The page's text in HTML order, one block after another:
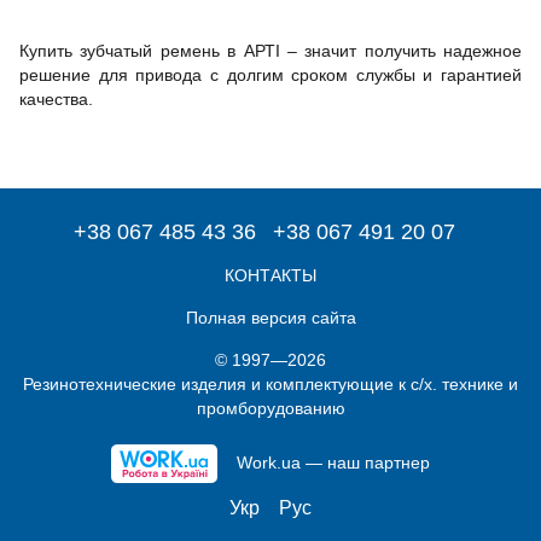
Купить зубчатый ремень в АРТІ – значит получить надежное
решение для привода с долгим сроком службы и гарантией
качества.
+38 067 485 43 36 +38 067 491 20 07
КОНТАКТЫ
Полная версия сайта
© 1997—2026
Резинотехнические изделия и комплектующие к с/х. технике и
промборудованию
Work.ua — наш партнер
Укр Рус